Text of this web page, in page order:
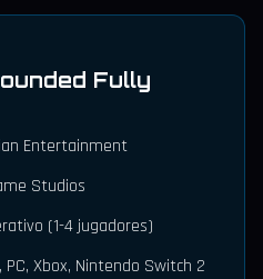
Fully
Entertainment
Studios
(1-4 jugadores)
PC, Xbox, Nintendo Switch 2